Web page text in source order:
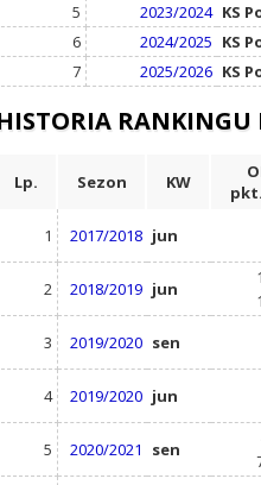
5
2023/2024 KS
6
2024/2025 KS
7
2025/2026 KS
Lp. Sezon KW
1
2017/2018 jun
2
2018/2019 jun
3
2019/2020 sen
4
2019/2020 jun
5
2020/2021 sen